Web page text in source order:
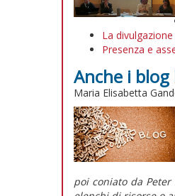
La
Presenza e
Anche i
Maria Elisabetta
poi coniato da